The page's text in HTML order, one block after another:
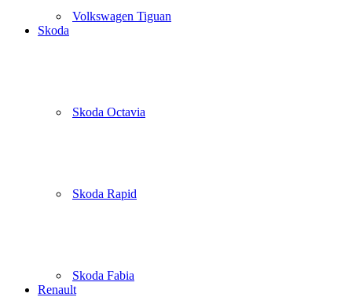
Volkswagen Tiguan
Skoda
Skoda Octavia
Skoda Rapid
Skoda Fabia
Renault